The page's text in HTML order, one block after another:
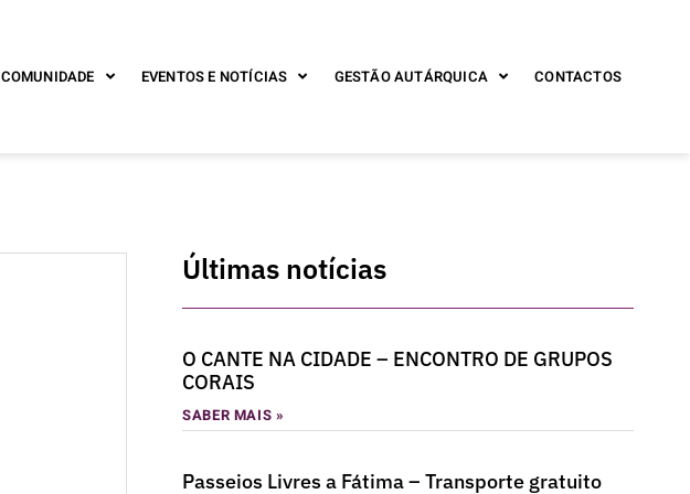
COMUNIDADE EVENTOS E NOTÍCIAS GESTÃO AUTÁRQUICA CONTACTOS
Últimas notícias
O CANTE NA CIDADE – ENCONTRO DE GRUPOS
CORAIS
SABER MAIS »
Passeios Livres a Fátima – Transporte gratuito